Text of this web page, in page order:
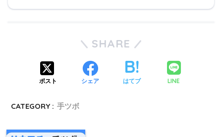
SHARE
ポスト シェア はてブ LINE
CATEGORY : 手ツボ